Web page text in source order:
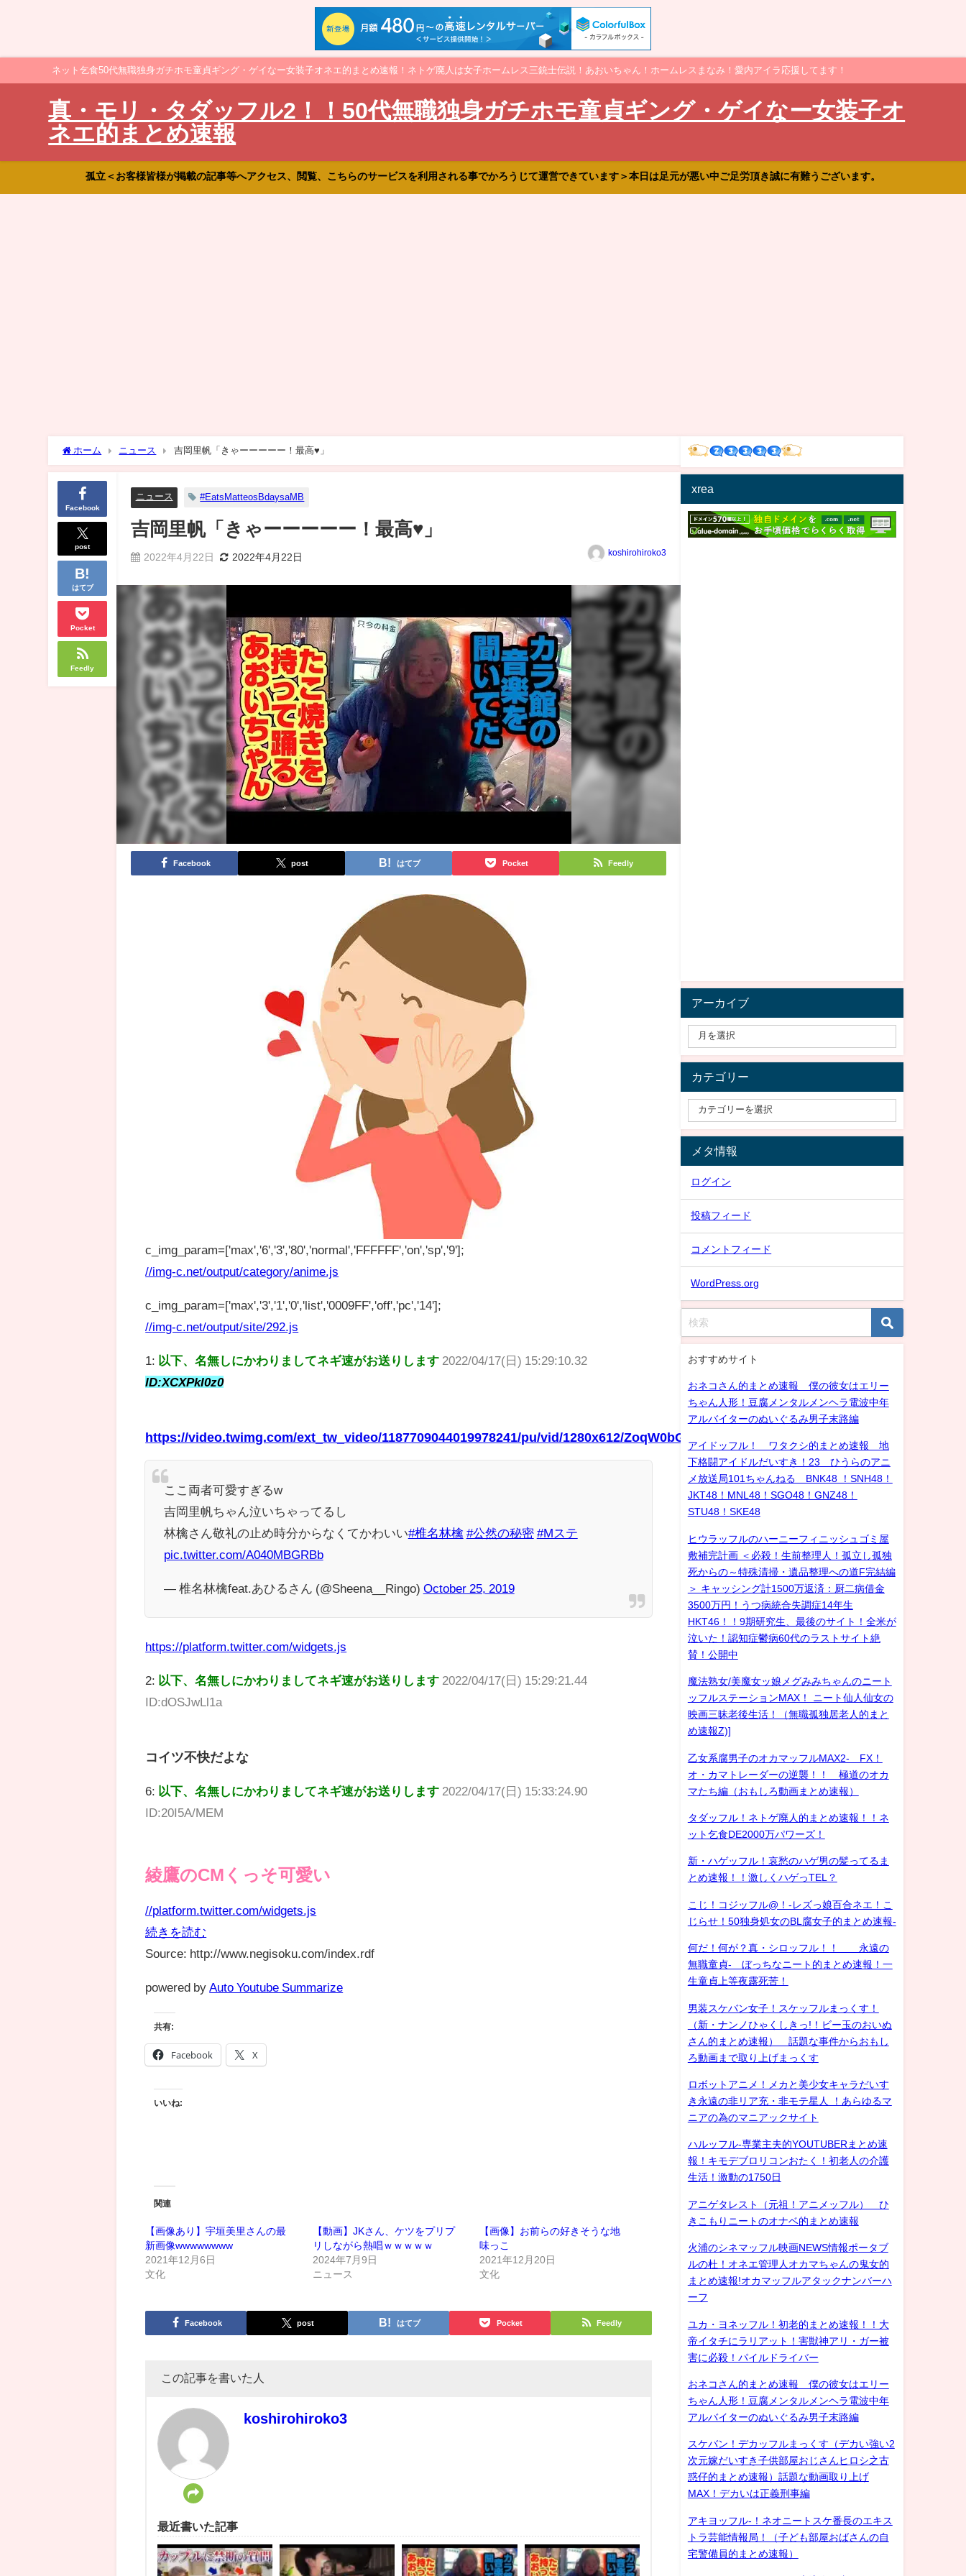
ネット乞食50代無職独身ガチホモ童貞ギング・ゲイなー女装子オネエ的まとめ速報！ネトゲ廃人は女子ホームレス三銃士伝説！あおいちゃん！ホームレスまなみ！愛内アイラ応援してます！
真・モリ・タダッフル2！！50代無職独身ガチホモ童貞ギング・ゲイなー女装子オ
ネエ的まとめ速報
孤立＜お客様皆様が掲載の記事等へアクセス、閲覧、こちらのサービスを利用される事でかろうじて運営できています＞本日は足元が悪い中ご足労頂き誠に有難うございます。
ホーム ニュース 吉岡里帆「きゃーーーーー！最高♥」
Facebook
post
はてブ
Pocket
Feedly
ニュース #EatsMatteosBdaysaMB
吉岡里帆「きゃーーーーー！最高♥」
2022年4月22日 2022年4月22日 koshirohiroko3
Facebook post はてブ Pocket Feedly
c_img_param=['max','6','3','80','normal','FFFFFF','on','sp','9'];
//img-c.net/output/category/anime.js
c_img_param=['max','3','1','0','list','0009FF','off','pc','14'];
//img-c.net/output/site/292.js
1: 以下、名無しにかわりましてネギ速がお送りします 2022/04/17(日) 15:29:10.32
ID:XCXPkI0z0
https://video.twimg.com/ext_tw_video/1187709044019978241/pu/vid/1280x612/ZoqW0bG2gspyYwcU.mp4
ここ両者可愛すぎるw
吉岡里帆ちゃん泣いちゃってるし
林檎さん敬礼の止め時分からなくてかわいい#椎名林檎 #公然の秘密 #Mステ
pic.twitter.com/A040MBGRBb
— 椎名林檎feat.あひるさん (@Sheena__Ringo) October 25, 2019
https://platform.twitter.com/widgets.js
2: 以下、名無しにかわりましてネギ速がお送りします 2022/04/17(日) 15:29:21.44
ID:dOSJwLl1a
コイツ不快だよな
6: 以下、名無しにかわりましてネギ速がお送りします 2022/04/17(日) 15:33:24.90
ID:20I5A/MEM
綾鷹のCMくっそ可愛い
//platform.twitter.com/widgets.js
続きを読む
Source: http://www.negisoku.com/index.rdf
powered by Auto Youtube Summarize
共有:
Facebook X
いいね:
関連
【画像あり】宇垣美里さんの最
新画像wwwwwwww
2021年12月6日
文化
【動画】JKさん、ケツをプリプ
リしながら熱唱ｗｗｗｗｗ
2024年7月9日
ニュース
【画像】お前らの好きそうな地
味っこ
2021年12月20日
文化
Facebook post はてブ Pocket Feedly
この記事を書いた人
koshirohiroko3
最近書いた記事
xrea
アーカイブ
カテゴリー
メタ情報
ログイン
投稿フィード
コメントフィード
WordPress.org
おすすめサイト
おネコさん的まとめ速報 僕の彼女はエリー
ちゃん人形！豆腐メンタルメンヘラ電波中年
アルバイターのぬいぐるみ男子末路編
アイドッフル！ ワタクシ的まとめ速報 地
下格闘アイドルだいすき！23 ひうらのアニ
メ放送局101ちゃんねる BNK48 ！SNH48！
JKT48！MNL48！SGO48！GNZ48！
STU48！SKE48
ヒウラッフルのハーニーフィニッシュゴミ屋
敷補完計画 ＜必殺！生前整理人！孤立し孤独
死からの～特殊清掃・遺品整理への道F完結編
＞ キャッシング計1500万返済：厨二病借金
3500万円！うつ病統合失調症14年生
HKT46！！9期研究生、最後のサイト！全米が
泣いた！認知症鬱病60代のラストサイト絶
賛！公開中
魔法熟女/美魔女ッ娘メグみみちゃんのニート
ッフルステーションMAX！ ニート仙人仙女の
映画三昧老後生活！（無職孤独居老人的まと
め速報Z)]
乙女系腐男子のオカマッフルMAX2- FX！
オ・カマトレーダーの逆襲！！ 極道のオカ
マたち編（おもしろ動画まとめ速報）
タダッフル！ネトゲ廃人的まとめ速報！！ネ
ット乞食DE2000万パワーズ！
新・ハゲッフル！哀愁のハゲ男の髪ってるま
とめ速報！！激しくハゲっTEL？
こじ！コジッフル@！-レズっ娘百合ネエ！こ
じらせ！50独身処女のBL腐女子的まとめ速報-
何だ！何が？真・シロッフル！！ 永遠の
無職童貞- ぼっちなニート的まとめ速報！一
生童貞上等夜露死苦！
男装スケバン女子！スケッフルまっくす！
（新・ナンノひゃくしきっ!！ビー玉のおいぬ
さん的まとめ速報） 話題な事件からおもし
ろ動画まで取り上げまっくす
ロボットアニメ！メカと美少女キャラだいす
き永遠の非リア充・非モテ星人 ！あらゆるマ
ニアの為のマニアックサイト
ハルッフル-専業主夫的YOUTUBERまとめ速
報！キモデブロリコンおたく！初老人の介護
生活！激動の1750日
アニゲタレスト（元祖！アニメッフル） ひ
きこもりニートのオナベ的まとめ速報
火浦のシネマッフル映画NEWS情報ポータブ
ルの杜！オネエ管理人オカマちゃんの鬼女的
まとめ速報!オカマッフルアタックナンバーハ
ーフ
ユカ・ヨネッフル！初老的まとめ速報！！大
帝イタチにラリアット！害獣神アリ・ガー被
害に必殺！パイルドライバー
おネコさん的まとめ速報 僕の彼女はエリー
ちゃん人形！豆腐メンタルメンヘラ電波中年
アルバイターのぬいぐるみ男子末路編
スケバン！デカッフルまっくす（デカい強い2
次元嫁だいすき子供部屋おじさんヒロシ之古
惑仔的まとめ速報）話題な動画取り上げ
MAX！デカいは正義刑事編
アキヨッフル-！ネオニートスケ番長のエキス
トラ芸能情報局！（子ども部屋おばさんの自
宅警備員的まとめ速報）